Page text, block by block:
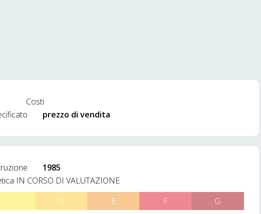
Costi
prezzo di vendita
1985
IN CORSO DI VALUTAZIONE
C D E F G